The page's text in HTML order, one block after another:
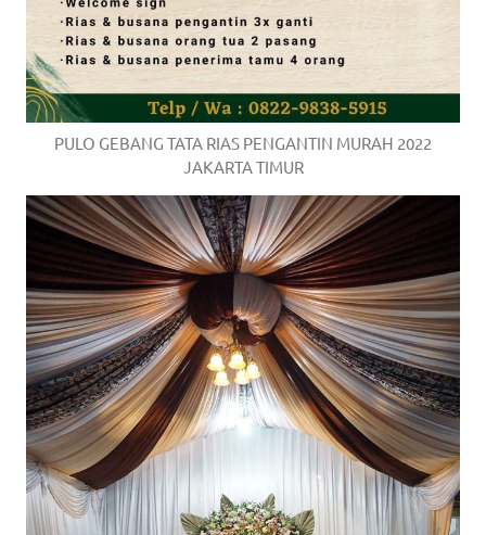
PULO GEBANG TATA RIAS PENGANTIN MURAH 2022
JAKARTA TIMUR